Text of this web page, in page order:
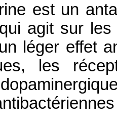
est un
agit sur
léger effet
les